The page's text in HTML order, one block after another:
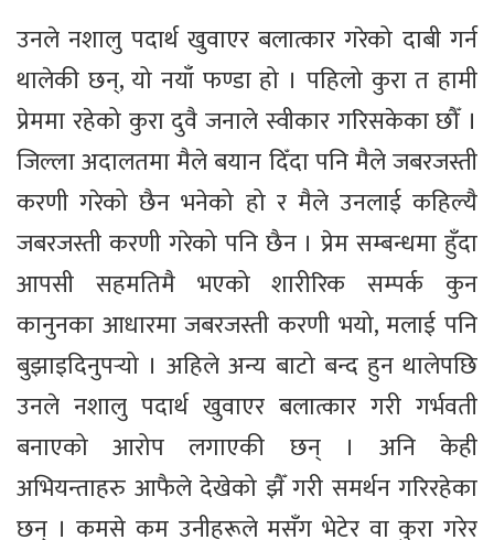
उनले नशालु पदार्थ खुवाएर बलात्कार गरेको दाबी गर्न
थालेकी छन्, यो नयाँ फण्डा हो । पहिलो कुरा त हामी
प्रेममा रहेको कुरा दुवै जनाले स्वीकार गरिसकेका छौँ ।
जिल्ला अदालतमा मैले बयान दिँदा पनि मैले जबरजस्ती
करणी गरेको छैन भनेको हो र मैले उनलाई कहिल्यै
जबरजस्ती करणी गरेको पनि छैन । प्रेम सम्बन्धमा हुँदा
आपसी सहमतिमै भएको शारीरिक सम्पर्क कुन
कानुनका आधारमा जबरजस्ती करणी भयो, मलाई पनि
बुझाइदिनुपर्‍यो । अहिले अन्य बाटो बन्द हुन थालेपछि
उनले नशालु पदार्थ खुवाएर बलात्कार गरी गर्भवती
बनाएको आरोप लगाएकी छन् । अनि केही
अभियन्ताहरु आफैले देखेको झैँ गरी समर्थन गरिरहेका
छन् । कमसे कम उनीहरूले मसँग भेटेर वा कुरा गरेर